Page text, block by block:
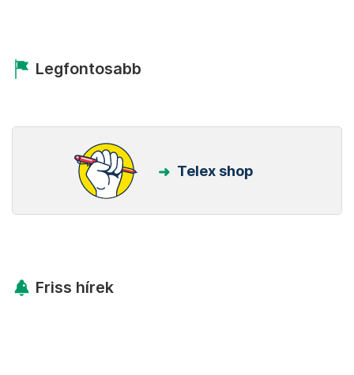
Legfontosabb
Telex shop
Friss hírek